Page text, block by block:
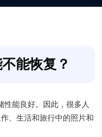
能恢复？
性能良好。因此，很多人
、生活和旅行中的照片和